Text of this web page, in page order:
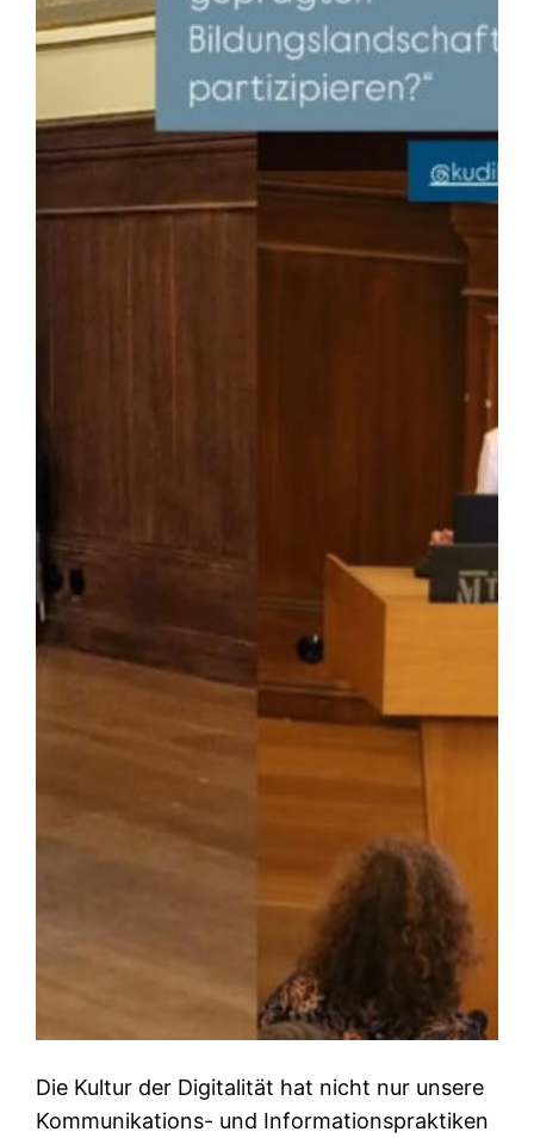
Die Kultur der Digitalität hat nicht nur unsere
Kommunikations- und Informationspraktiken